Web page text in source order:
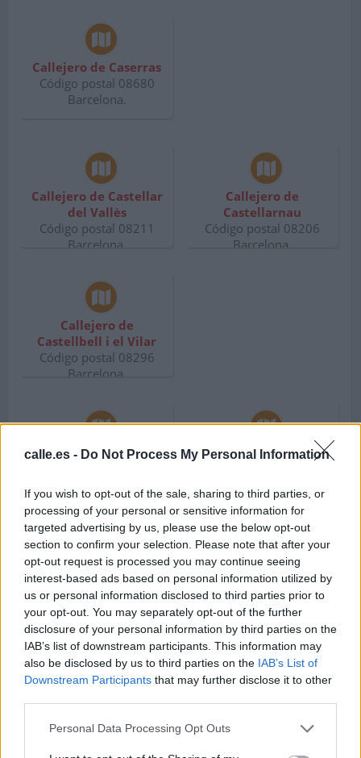
calle.es - Do Not Process My Personal Information
If you wish to opt-out of the sale, sharing to third parties, or
processing of your personal or sensitive information for
targeted advertising by us, please use the below opt-out
section to confirm your selection. Please note that after your
opt-out request is processed you may continue seeing
interest-based ads based on personal information utilized by
us or personal information disclosed to third parties prior to
your opt-out. You may separately opt-out of the further
disclosure of your personal information by third parties on the
IAB’s list of downstream participants. This information may
also be disclosed by us to third parties on the IAB’s List of
Downstream Participants that may further disclose it to other
Personal Data Processing Opt Outs
Callejero de Caserras
Código postal 08680
Barcelona.
Callejero de Castellar
del Vallès
Código postal 08211
Barcelona.
Callejero de
Castellarnau
Código postal 08206
Barcelona.
Callejero de
Castellbell i el Vilar
Código postal 08296
Barcelona.
Callejero de
Código postal 08755
Barcelona.
Callejero de
Código postal 08860
Barcelona.
Callejero de
Castellnou de Bages
Código postal 08251
Barcelona.
Castellterçol
de la Marca